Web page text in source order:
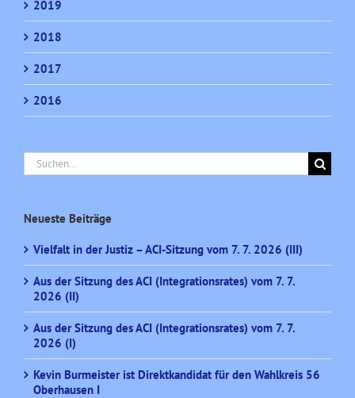
2019
2018
2017
2016
Suche
nach:
Neueste Beiträge
Vielfalt in der Justiz – ACI-Sitzung vom 7. 7. 2026 (III)
Aus der Sitzung des ACI (Integrationsrates) vom 7. 7.
2026 (II)
Aus der Sitzung des ACI (Integrationsrates) vom 7. 7.
2026 (I)
Kevin Burmeister ist Direktkandidat für den Wahlkreis 56
Oberhausen I